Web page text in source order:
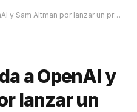
por lanzar un producto “inseguro y adictivo”
a OpenAI y
lanzar un